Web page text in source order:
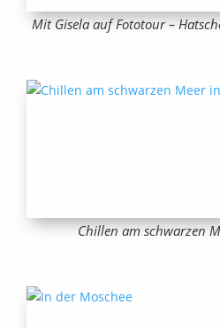
Mit Gisela auf Fototour –
Chillen am schwarzen